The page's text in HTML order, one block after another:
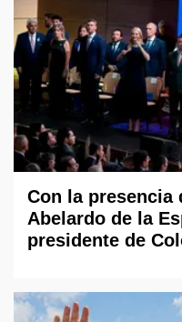
Con la presencia
Abelardo de la
presidente de